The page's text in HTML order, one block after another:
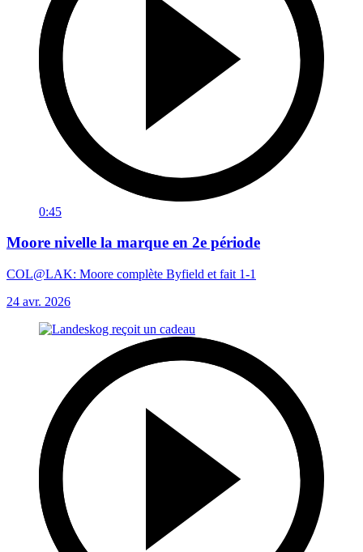
0:45
Moore nivelle la marque en 2e période
COL@LAK: Moore complète Byfield et fait 1-1
24 avr. 2026